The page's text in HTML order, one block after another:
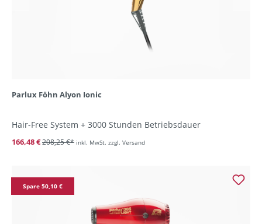
Parlux Föhn Alyon Ionic
Hair-Free System + 3000 Stunden Betriebsdauer
166,48 €208,25 €* inkl. MwSt. zzgl. Versand
Spare 50,10 €